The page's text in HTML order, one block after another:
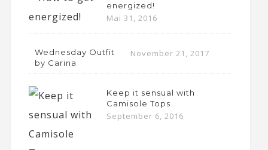
energized!
Mai 31, 2016
Wednesday Outfit
by Carina
November 21, 2017
Keep it sensual with
Camisole Tops
September 6, 2016